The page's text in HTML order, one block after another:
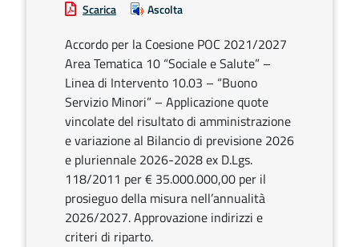
Scarica Ascolta
Accordo per la Coesione POC 2021/2027
Area Tematica 10 “Sociale e Salute” –
Linea di Intervento 10.03 – “Buono
Servizio Minori” – Applicazione quote
vincolate del risultato di amministrazione
e variazione al Bilancio di previsione 2026
e pluriennale 2026-2028 ex D.Lgs.
118/2011 per € 35.000.000,00 per il
prosieguo della misura nell’annualità
2026/2027. Approvazione indirizzi e
criteri di riparto.